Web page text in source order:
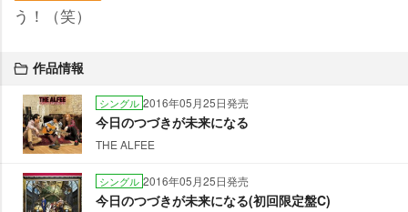
う！（笑）
作品情報
シングル 2016年05月25日発売
今日のつづきが未来になる
THE ALFEE
シングル 2016年05月25日発売
今日のつづきが未来になる(初回限定盤C)